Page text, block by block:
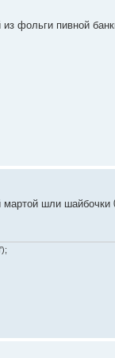
фольги пивной
шли